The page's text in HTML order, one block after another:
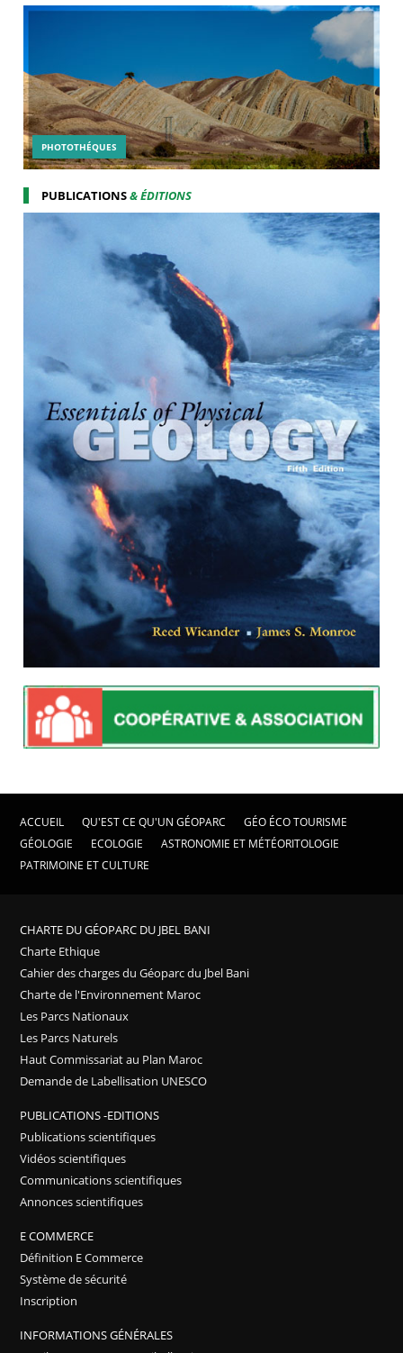
PHOTOTHÉQUES
PUBLICATIONS& ÉDITIONS
ACCUEIL QU'EST CE QU'UN GÉOPARC
GÉO ÉCO TOURISME
GÉOLOGIE
ECOLOGIE
ASTRONOMIE ET MÉTÉORITOLOGIE
PATRIMOINE ET CULTURE
CHARTE DU GÉOPARC DU JBEL BANI
Charte Ethique
Cahier des charges du Géoparc du Jbel Bani
Charte de l'Environnement Maroc
Les Parcs Nationaux
Les Parcs Naturels
Haut Commissariat au Plan Maroc
Demande de Labellisation UNESCO
PUBLICATIONS -EDITIONS
Publications scientifiques
Vidéos scientifiques
Communications scientifiques
Annonces scientifiques
E COMMERCE
Définition E Commerce
Système de sécurité
Inscription
INFORMATIONS GÉNÉRALES